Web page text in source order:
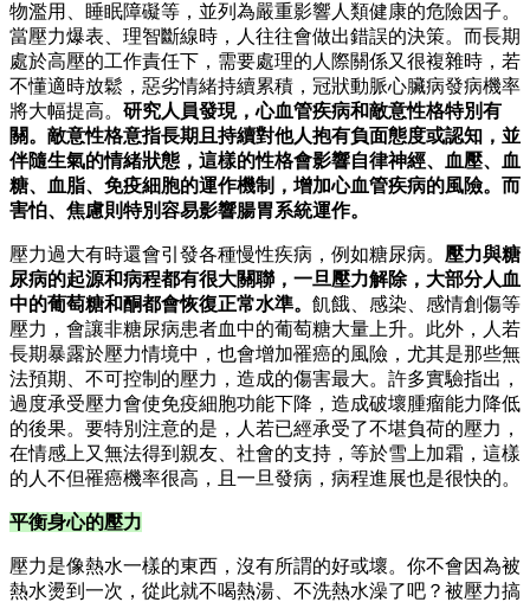
物濫用、睡眠障礙等，並列為嚴重影響人類健康的危險因子。
當壓力爆表、理智斷線時，人往往會做出錯誤的決策。而長期
處於高壓的工作責任下，需要處理的人際關係又很複雜時，若
不懂適時放鬆，惡劣情緒持續累積，冠狀動脈心臟病發病機率
將大幅提高。 研究人員發現，心血管疾病和敵意性格特別有
關。敵意性格意指長期且持續對他人抱有負面態度或認知，並
伴隨生氣的情緒狀態，這樣的性格會影響自律神經、血壓、血
糖、血脂、免疫細胞的運作機制，增加心血管疾病的風險。而
害怕、焦慮則特別容易影響腸胃系統運作。
壓力過大有時還會引發各種慢性疾病，例如糖尿病。 壓力與糖
尿病的起源和病程都有很大關聯，一旦壓力解除，大部分人血
中的葡萄糖和酮都會恢復正常水準。 飢餓、感染、感情創傷等
壓力，會讓非糖尿病患者血中的葡萄糖大量上升。此外，人若
長期暴露於壓力情境中，也會增加罹癌的風險，尤其是那些無
法預期、不可控制的壓力，造成的傷害最大。許多實驗指出，
過度承受壓力會使免疫細胞功能下降，造成破壞腫瘤能力降低
的後果。要特別注意的是，人若已經承受了不堪負荷的壓力，
在情感上又無法得到親友、社會的支持，等於雪上加霜，這樣
的人不但罹癌機率很高，且一旦發病，病程進展也是很快的。
平衡身心的壓力
壓力是像熱水一樣的東西，沒有所謂的好或壞。你不會因為被
熱水燙到一次，從此就不喝熱湯、不洗熱水澡了吧？被壓力搞